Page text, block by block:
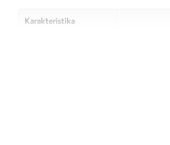
Karakteristika
Billedet